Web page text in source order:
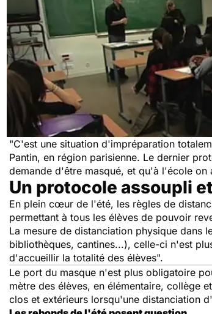
"C'est une situation d'impréparation
Pantin, en région parisienne. Le dernier
demande d'être masqué, et qu'à l'école
Un protocole assoupli
En plein cœur de l'été, les règles de
permettant à tous les élèves de pouvoir
La mesure de distanciation physique dans
bibliothèques, cantines...), celle-ci n'est
d'accueillir la totalité des élèves".
Le port du masque n'est plus obligatoire
mètre des élèves, en élémentaire, collège
clos et extérieurs lorsqu'une distanciation